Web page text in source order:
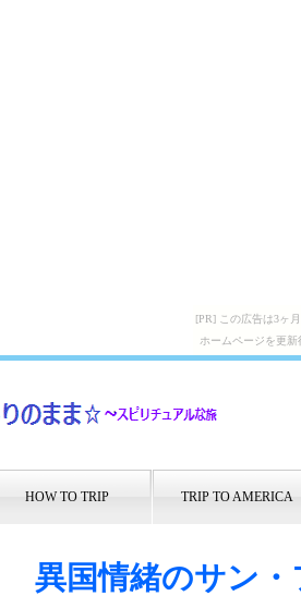
[PR] この広告は3ヶ
ホームページを更
HOW TO TRIP TRIP TO AMERICA
異国情緒のサン